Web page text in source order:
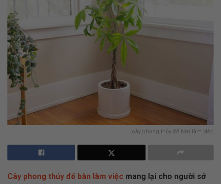
cây phong thủy để bàn làm việc
Cây phong thủy để bàn làm việc mang lại cho người sở